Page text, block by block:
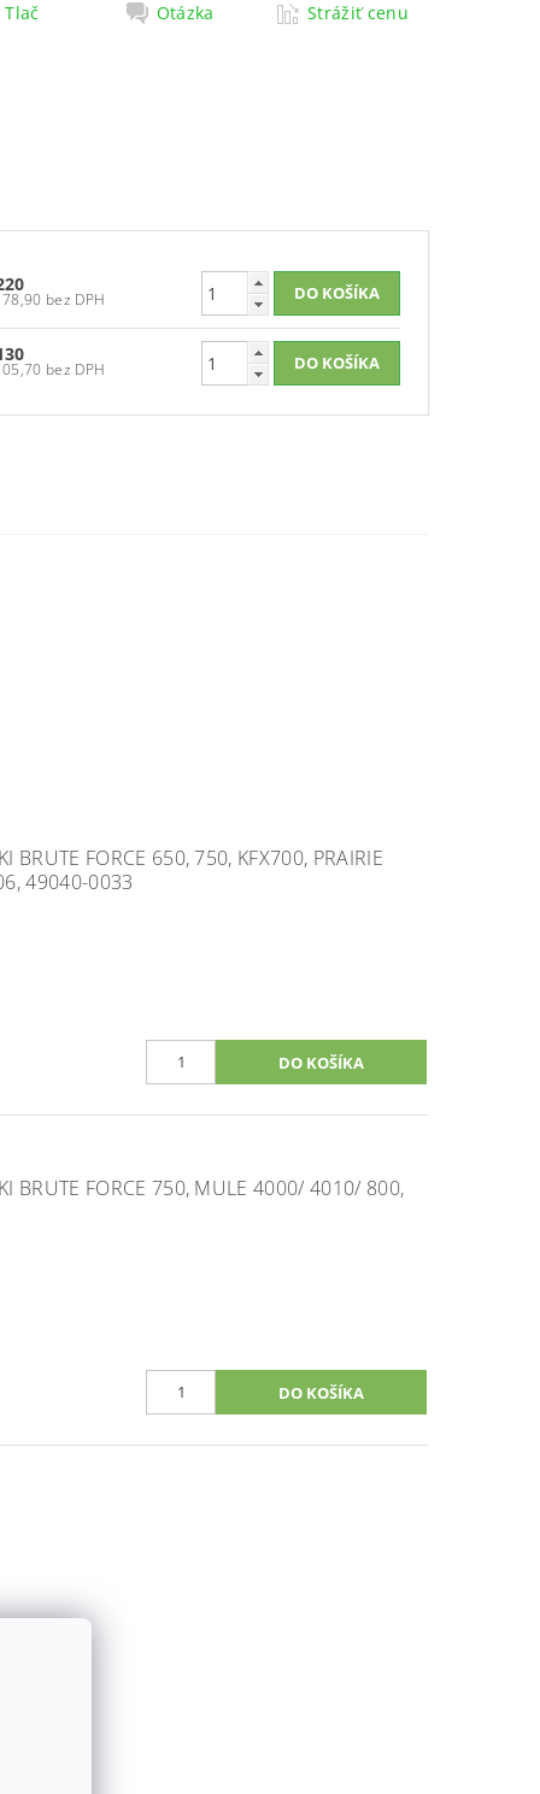
Tlač
Otázka Strážiť cenu
€178,90 bez DPH
€105,70 bez DPH
BRUTE FORCE 650, 750, KFX700, PRAIRIE
49040-0033
BRUTE FORCE 750, MULE 4000/ 4010/ 800,